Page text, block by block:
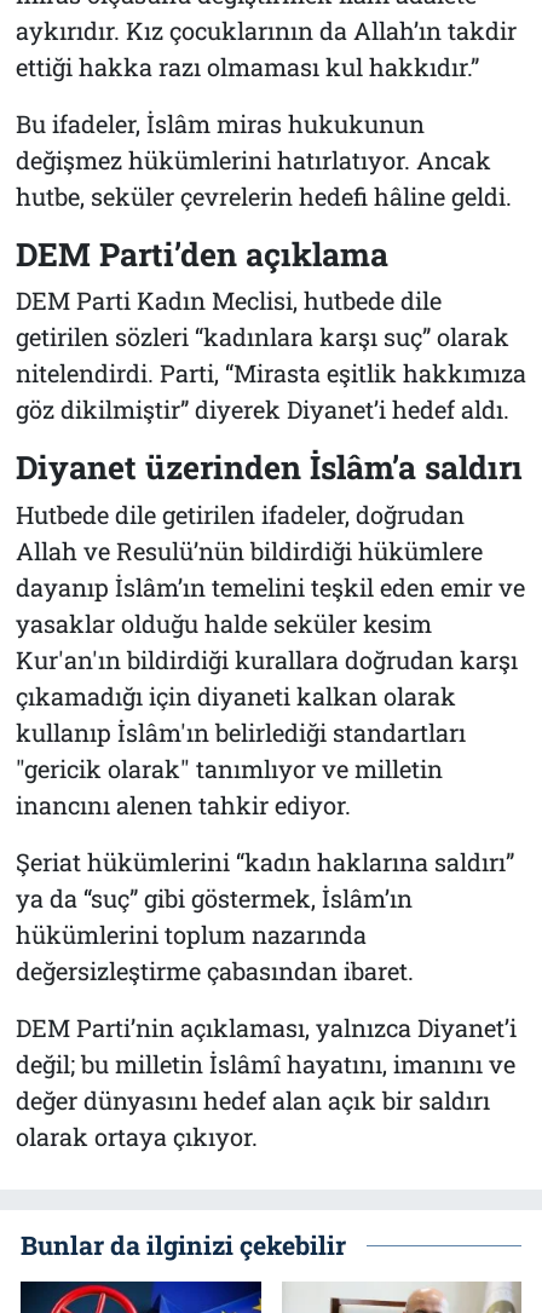
aykırıdır. Kız çocuklarının da Allah’ın takdir
ettiği hakka razı olmaması kul hakkıdır.”
Bu ifadeler, İslâm miras hukukunun
değişmez hükümlerini hatırlatıyor. Ancak
hutbe, seküler çevrelerin hedefi hâline geldi.
DEM Parti’den açıklama
DEM Parti Kadın Meclisi, hutbede dile
getirilen sözleri “kadınlara karşı suç” olarak
nitelendirdi. Parti, “Mirasta eşitlik hakkımıza
göz dikilmiştir” diyerek Diyanet’i hedef aldı.
Diyanet üzerinden İslâm’a saldırı
Hutbede dile getirilen ifadeler, doğrudan
Allah ve Resulü’nün bildirdiği hükümlere
dayanıp İslâm’ın temelini teşkil eden emir ve
yasaklar olduğu halde seküler kesim
Kur'an'ın bildirdiği kurallara doğrudan karşı
çıkamadığı için diyaneti kalkan olarak
kullanıp İslâm'ın belirlediği standartları
"gericik olarak" tanımlıyor ve milletin
inancını alenen tahkir ediyor.
Şeriat hükümlerini “kadın haklarına saldırı”
ya da “suç” gibi göstermek, İslâm’ın
hükümlerini toplum nazarında
değersizleştirme çabasından ibaret.
DEM Parti’nin açıklaması, yalnızca Diyanet’i
değil; bu milletin İslâmî hayatını, imanını ve
değer dünyasını hedef alan açık bir saldırı
olarak ortaya çıkıyor.
Bunlar da ilginizi çekebilir